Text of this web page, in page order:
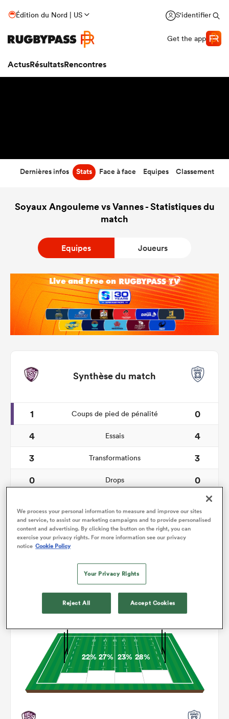
Édition du Nord | US S'identifier
Get the app
ActusRésultatsRencontres
Dernières infos Stats Face à face Equipes Classement
Soyaux Angouleme vs Vannes - Statistiques du
match
Equipes Joueurs
Synthèse du match
1 Coups de pied de pénalité
0
4
Essais
4
3
Transformations
3
0
Drops
0
7
Franchissements
4
15
Occupation
22%27% 23% 28%
We process your personal information to measure and improve our sites
and service, to assist our marketing campaigns and to provide personalised
content and advertising. By clicking the button on the right, you can
exercise your privacy rights. For more information see our privacy
notice Cookie Policy
Your Privacy Rights
Reject All Accept Cookies